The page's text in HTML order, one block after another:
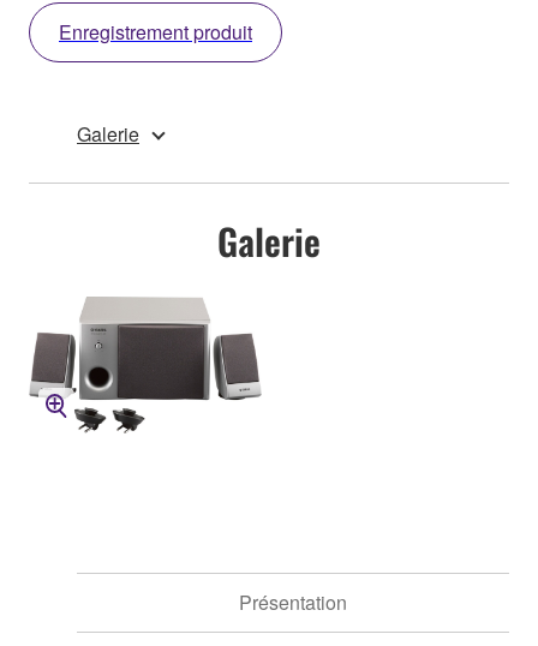
Enregistrement produit
Galerie
Galerie
Présentation